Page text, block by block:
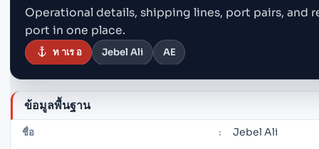
Operational details, shipping lines, port pairs, and
port in one place.
ท าเร อ Jebel Ali AE
ข้อมูลพื้นฐาน
ชื่อ : Jebel Ali